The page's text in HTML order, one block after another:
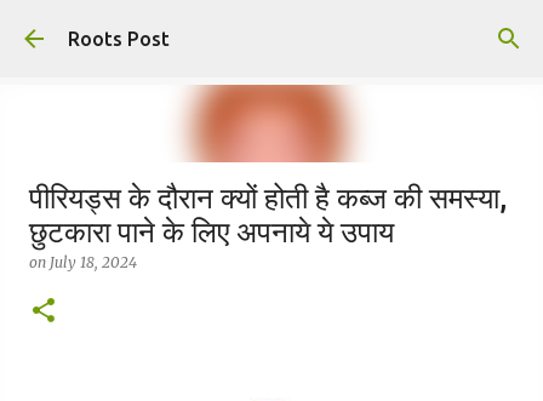
Roots Post
पीरियड्स के दौरान क्यों होती है कब्ज की समस्या,
छुटकारा पाने के लिए अपनाये ये उपाय
on July 18, 2024